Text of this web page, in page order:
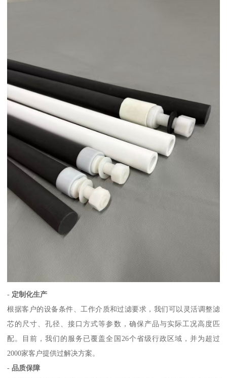
- 定制化生产
根据客户的设备条件、工作介质和过滤要求，我们可以灵活调整滤
芯的尺寸、孔径、接口方式等参数，确保产品与实际工况高度匹
配。目前，我们的服务已覆盖全国26个省级行政区域，并为超过
2000家客户提供过解决方案。
-品质保障